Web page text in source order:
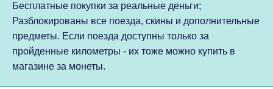
Бесплатные покупки за реальные деньги;
Разблокированы все поезда, скины и дополнительные
предметы. Если поезда доступны только за
пройденные километры - их тоже можно купить в
магазине за монеты.